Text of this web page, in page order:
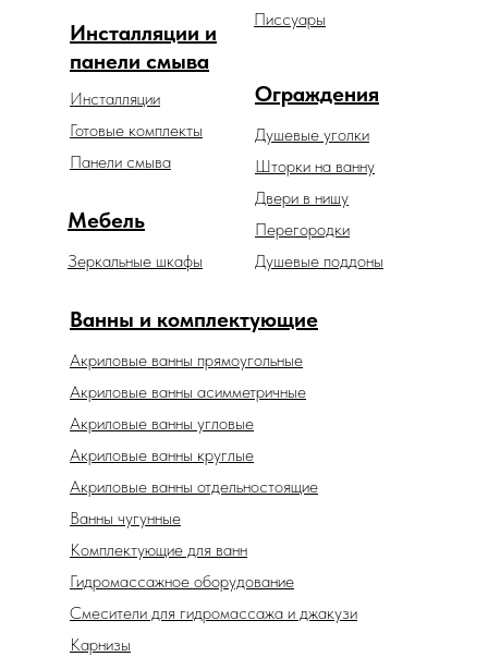
Ванны и комплектующие
Акриловые ванны прямоугольные
Зеркальные шкафы
Мебель
Ограждения
Душевые уголки
Шторки на ванну
Двери в нишу
Перегородки
Душевые поддоны
Акриловые ванны отдельностоящие
Акриловые ванны асимметричные
Акриловые ванны угловые
Акриловые ванны круглые
Ванны чугунные
Комплектующие для ванн
Гидромассажное оборудование
Смесители для гидромассажа и джакузи
Карнизы
Инсталляции и
панели смыва
Инсталляции
Готовые комплекты
Панели смыва
Писсуары